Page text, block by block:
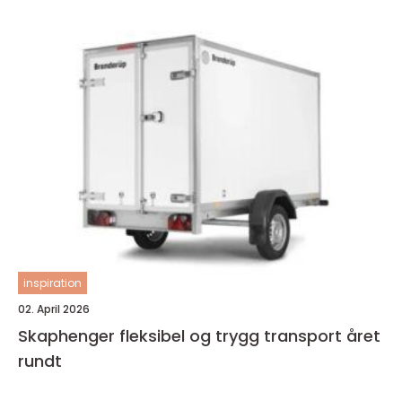
inspiration
02. April 2026
Skaphenger fleksibel og trygg transport året
rundt